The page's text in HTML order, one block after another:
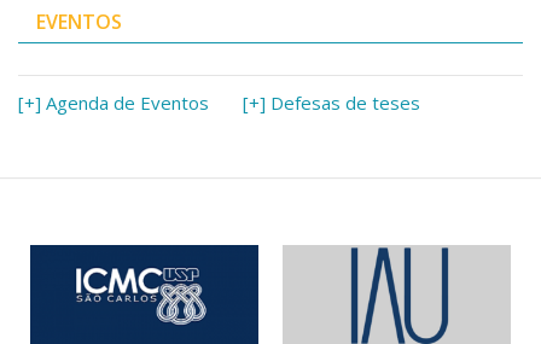
Assessorias e Mídias
Aplicativos e Sites
Jornal da USP
Agenda de Eventos
EVENTOS
[+] Agenda de Eventos [+] Defesas de teses